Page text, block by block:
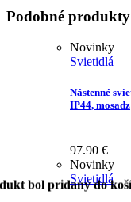
Podobné produkty
Novinky
Svietidlá
Nástenné
IP44, mosadz
97.90 €
Novinky
Svietidlá
bol pridaný do